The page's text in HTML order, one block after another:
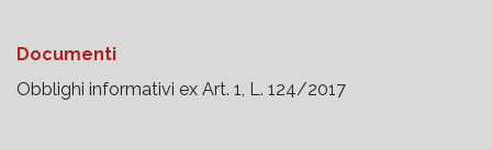
Documenti
Obblighi informativi ex Art. 1, L. 124/2017